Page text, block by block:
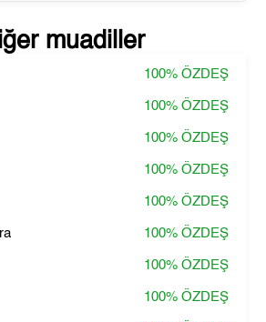
muadiller
100% ÖZDEŞ
100% ÖZDEŞ
100% ÖZDEŞ
100% ÖZDEŞ
100% ÖZDEŞ
100% ÖZDEŞ
100% ÖZDEŞ
100% ÖZDEŞ